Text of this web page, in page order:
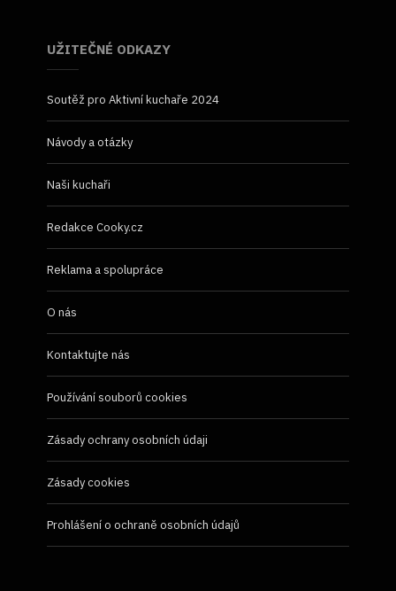
UŽITEČNÉ ODKAZY
Soutěž pro Aktivní kuchaře 2024
Návody a otázky
Naši kuchaři
Redakce Cooky.cz
Reklama a spolupráce
O nás
Kontaktujte nás
Používání souborů cookies
Zásady ochrany osobních údaji
Zásady cookies
Prohlášení o ochraně osobních údajů